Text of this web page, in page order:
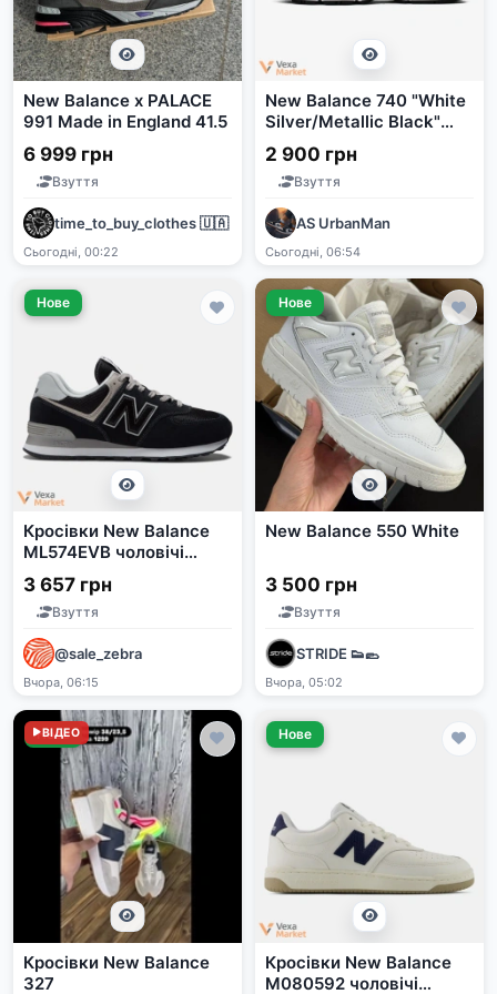
New Balance x PALACE
991 Made in England 41.5
6 999 грн
Взуття
time_to_buy_clothes 🇺🇦
Сьогодні, 00:22
New Balance 740 "White
Silver/Metallic Black"
Фабричный Вьетнам
2 900 грн
Взуття
AS UrbanMan
Сьогодні, 06:54
Нове
Кросівки New Balance
ML574EVB чоловічі
шкіряні
3 657 грн
Взуття
@sale_zebra
Вчора, 06:15
Нове
New Balance 550 White
3 500 грн
Взуття
STRIDE 👟🥿
Вчора, 05:02
Нове
ВІДЕО
Кросівки New Balance
327
Нове
Кросівки New Balance
M080592 чоловічі